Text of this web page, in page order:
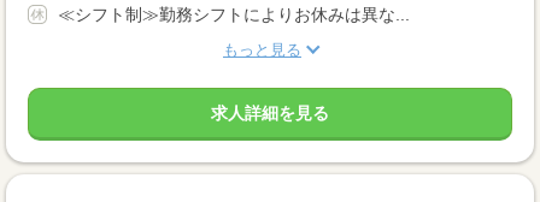
≪シフト制≫勤務シフトによりお休みは異な...
もっと見る
求人詳細を見る